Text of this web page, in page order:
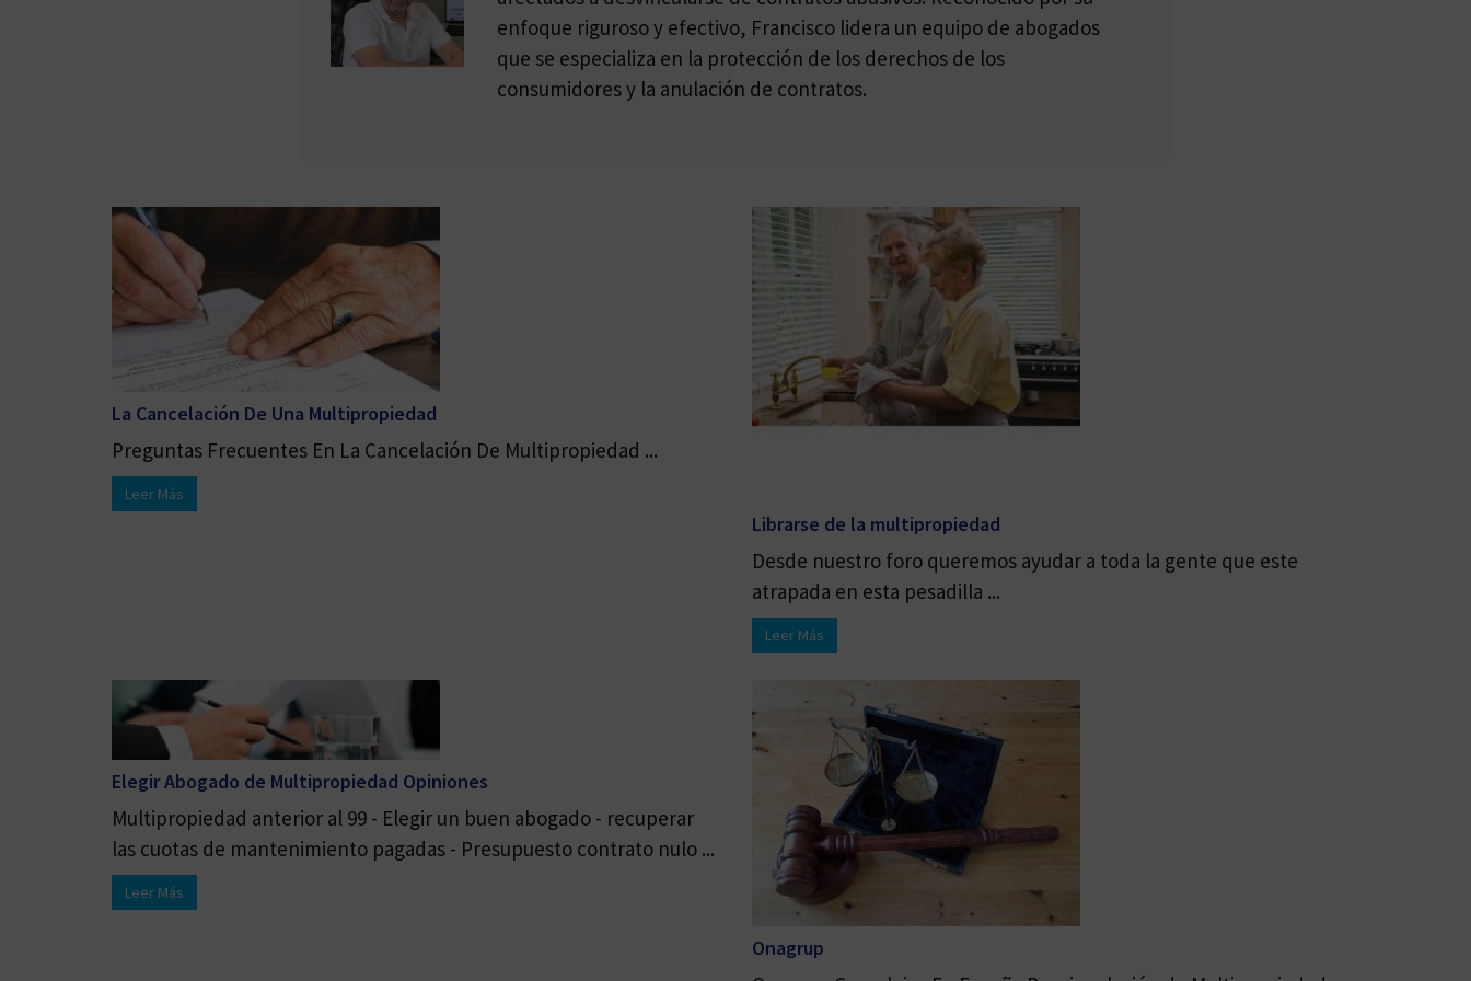
enfoque riguroso y efectivo, Francisco lidera un equipo de abogados
que se especializa en la protección de los derechos de los
consumidores y la anulación de contratos.
La Cancelación De Una Multipropiedad
Preguntas Frecuentes En La Cancelación De Multipropiedad ...
Leer Más
Librarse de la multipropiedad
Desde nuestro foro queremos ayudar a toda la gente que este
atrapada en esta pesadilla ...
Leer Más
Elegir Abogado de Multipropiedad Opiniones
Multipropiedad anterior al 99 - Elegir un buen abogado - recuperar
las cuotas de mantenimiento pagadas - Presupuesto contrato nulo ...
Leer Más
Onagrup